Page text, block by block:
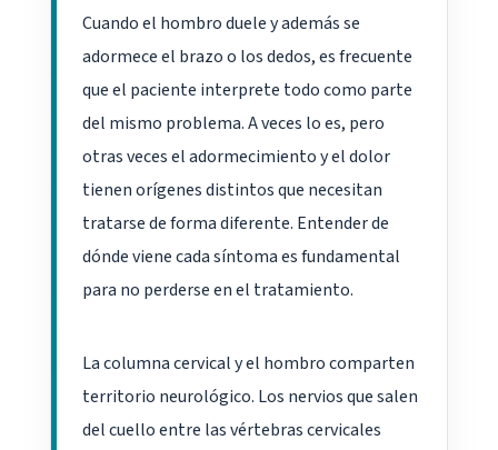
Cuando el hombro duele y además se
adormece el brazo o los dedos, es frecuente
que el paciente interprete todo como parte
del mismo problema. A veces lo es, pero
otras veces el adormecimiento y el dolor
tienen orígenes distintos que necesitan
tratarse de forma diferente. Entender de
dónde viene cada síntoma es fundamental
para no perderse en el tratamiento.
La columna cervical y el hombro comparten
territorio neurológico. Los nervios que salen
del cuello entre las vértebras cervicales